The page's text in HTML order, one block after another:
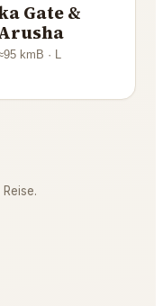
Gate &
95 km B · L